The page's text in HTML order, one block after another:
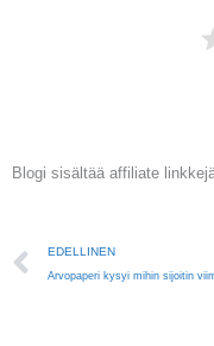
Blogi sisältää affiliate
Prev
EDELLINEN
Arvopaperi kysyi mihin sijoitin